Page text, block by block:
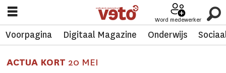
Word medewerker
Voorpagina Digitaal Magazine Onderwijs
ACTUA KORT 20 MEI